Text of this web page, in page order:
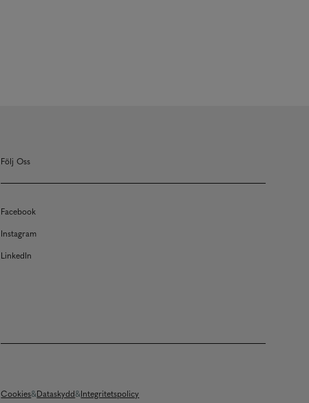
Följ Oss
Facebook
Instagram
LinkedIn
Cookies Dataskydd Integritetspolicy